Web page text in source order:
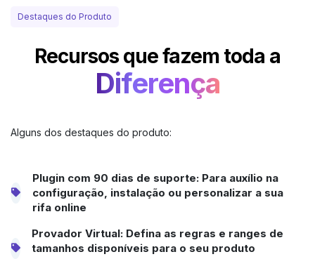
Destaques do Produto
Recursos que fazem toda a
Diferença
Alguns dos destaques do produto:
Plugin com 90 dias de suporte: Para auxílio na
configuração, instalação ou personalizar a sua
rifa online
Provador Virtual: Defina as regras e ranges de
tamanhos disponíveis para o seu produto